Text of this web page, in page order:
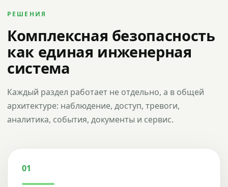
РЕШЕНИЯ
Комплексная безопасность
как единая инженерная
система
Каждый раздел работает не отдельно, а в общей
архитектуре: наблюдение, доступ, тревоги,
аналитика, события, документы и сервис.
01